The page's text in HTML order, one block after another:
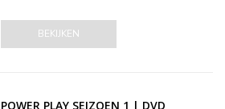
BEKIJKEN
POWER PLAY SEIZOEN 1 | DVD